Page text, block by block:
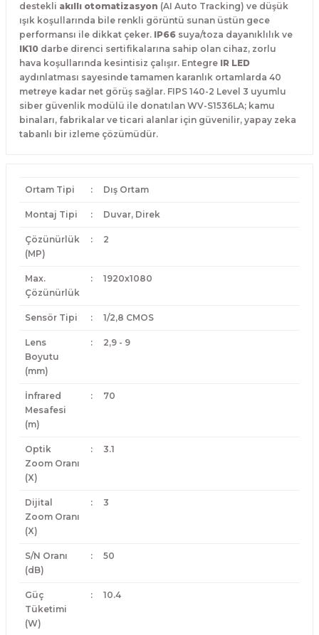
destekli akıllı otomatizasyon (AI Auto Tracking) ve düşük
ışık koşullarında bile renkli görüntü sunan üstün gece
performansı ile dikkat çeker. IP66 suya/toza dayanıklılık ve
IK10 darbe direnci sertifikalarına sahip olan cihaz, zorlu
hava koşullarında kesintisiz çalışır. Entegre IR LED
aydınlatması sayesinde tamamen karanlık ortamlarda 40
metreye kadar net görüş sağlar. FIPS 140-2 Level 3 uyumlu
siber güvenlik modülü ile donatılan WV-S1536LA; kamu
binaları, fabrikalar ve ticari alanlar için güvenilir, yapay zeka
tabanlı bir izleme çözümüdür.
Ortam Tipi : Dış Ortam
Montaj Tipi : Duvar, Direk
Çözünürlük
(MP)
: 2
Max.
Çözünürlük
: 1920x1080
Sensör Tipi : 1/2,8 CMOS
Lens
Boyutu
(mm)
: 2,9 - 9
İnfrared
Mesafesi
(m)
: 70
Optik
Zoom Oranı
(X)
: 3.1
Dijital
Zoom Oranı
(X)
: 3
S/N Oranı
(dB)
: 50
Güç
Tüketimi
(W)
: 10.4